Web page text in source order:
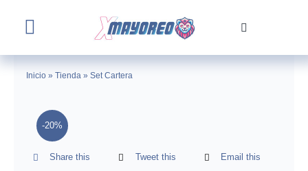
Toggle
Navigation
Home
Tienda
Inicio» Tienda» Set Cartera
-20%
Share this Tweet this Email this